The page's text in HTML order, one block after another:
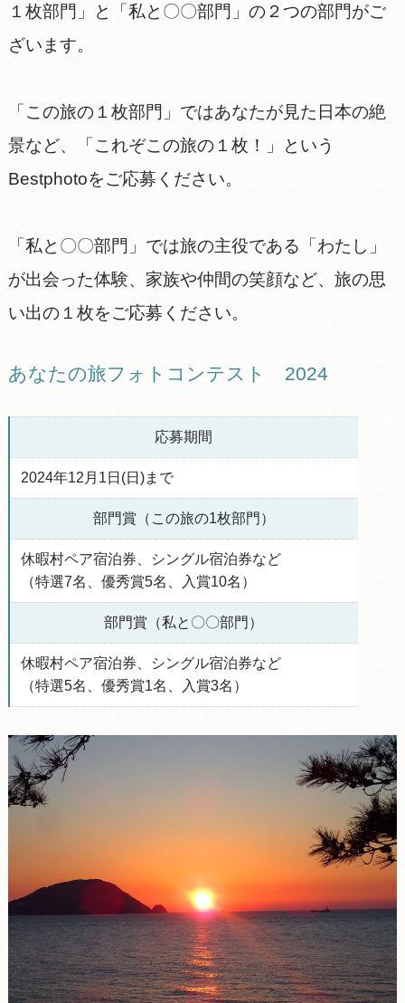
１枚部門」と「私と〇〇部門」の２つの部門がご
ざいます。
「この旅の１枚部門」ではあなたが見た日本の絶
景など、「これぞこの旅の１枚！」という
Bestphotoをご応募ください。
「私と〇〇部門」では旅の主役である「わたし」
が出会った体験、家族や仲間の笑顔など、旅の思
い出の１枚をご応募ください。
あなたの旅フォトコンテスト 2024
応募期間
2024年12月1日(日)まで
部門賞（この旅の1枚部門）
休暇村ペア宿泊券、シングル宿泊券など
（特選7名、優秀賞5名、入賞10名）
部門賞（私と〇〇部門）
休暇村ペア宿泊券、シングル宿泊券など
（特選5名、優秀賞1名、入賞3名）